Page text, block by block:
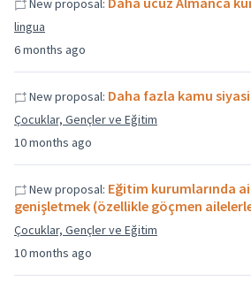
6 months ago
New proposal:
lingua
10 months ago
New proposal: Daha fazla kamu siyasi
Çocuklar, Gençler ve Eğitim
10 months ago
New proposal: Eğitim kurumlarında
genişletmek (özellikle göçmen
Çocuklar, Gençler ve Eğitim